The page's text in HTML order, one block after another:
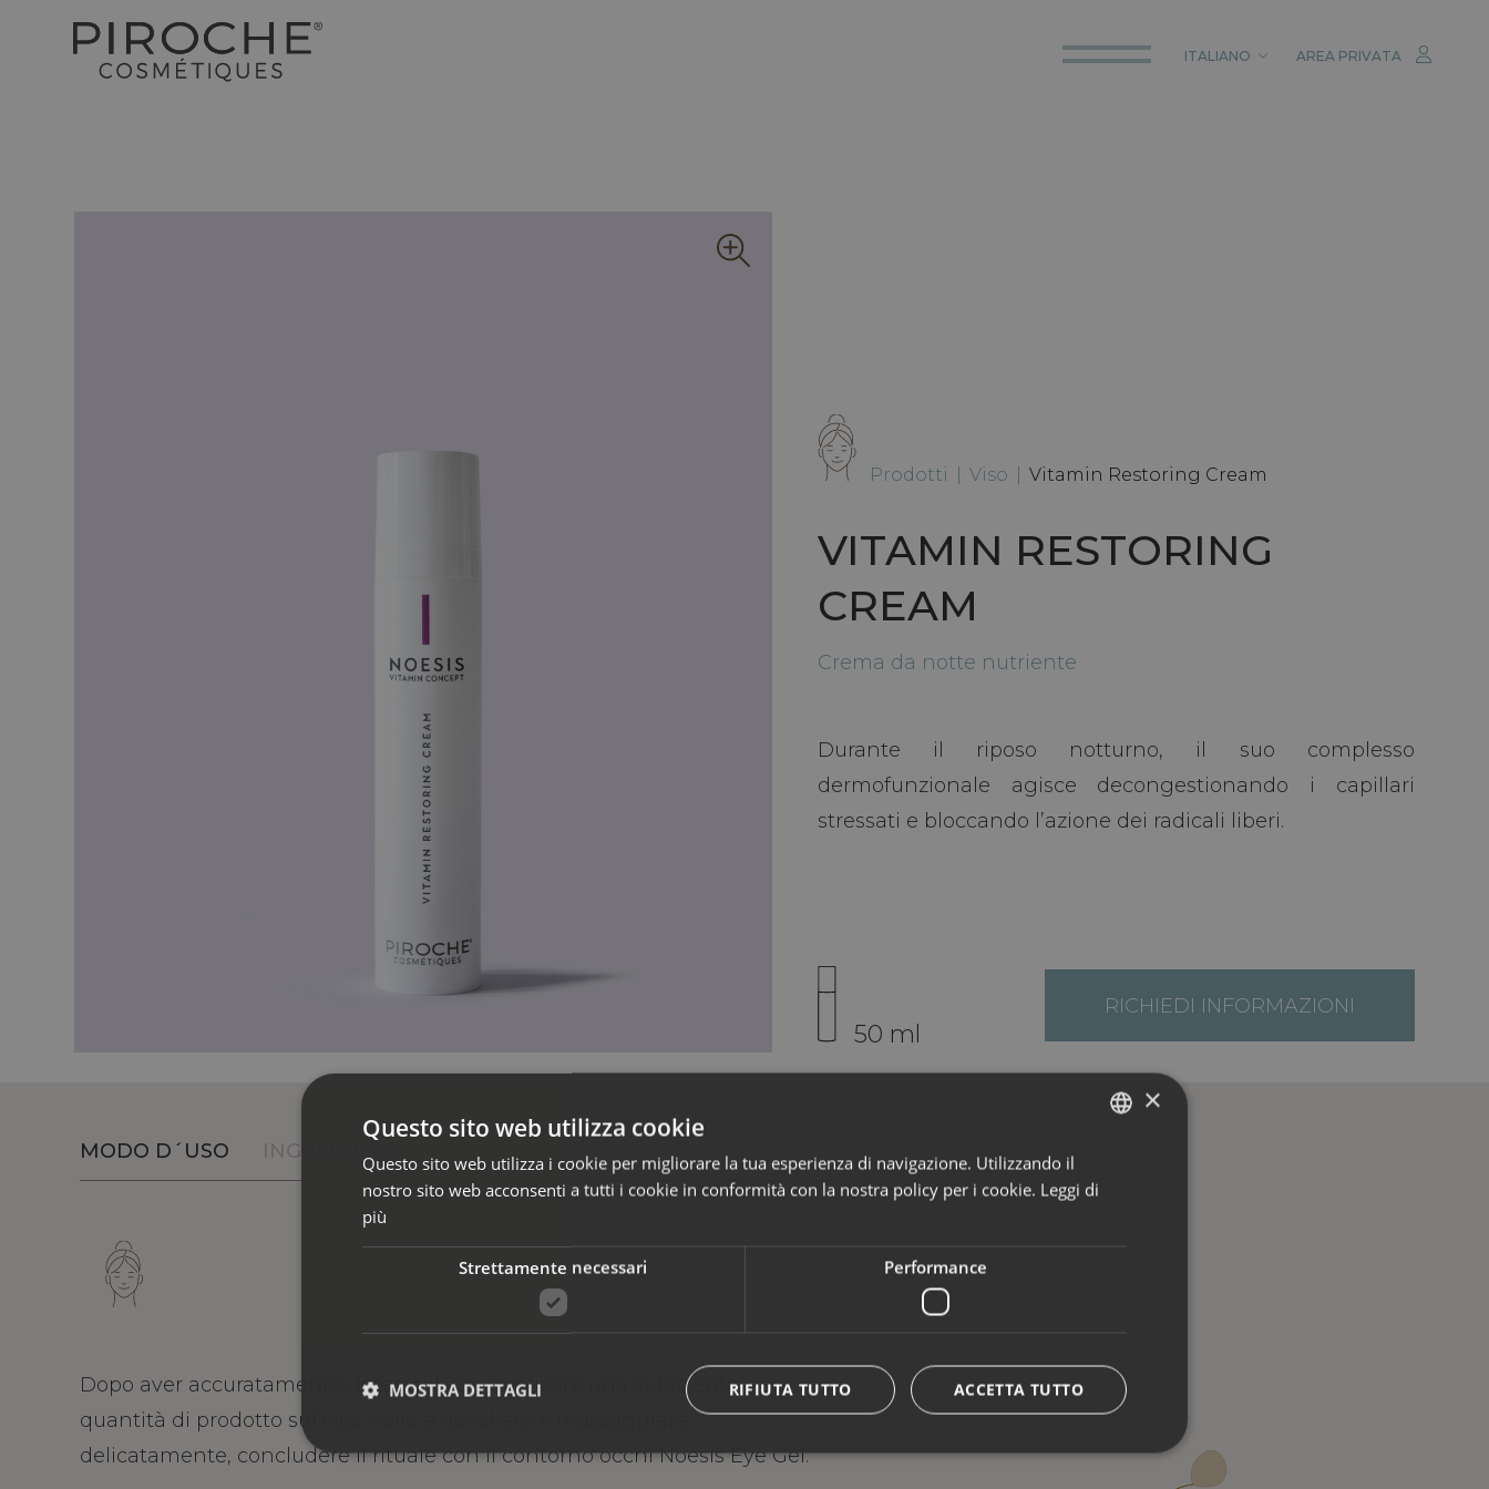
ITALIANO AREA PRIVATA
Prodotti Viso Vitamin Restoring Cream
VITAMIN RESTORING
CREAM
Crema da notte nutriente
Durante il riposo notturno, il suo complesso
dermofunzionale agisce decongestionando i capillari
stressati e bloccando l’azione dei radicali liberi.
RICHIEDI INFORMAZIONI
50 ml
MODO D´USO INGREDIENTI
Dopo aver accuratamente deterso il viso applicare una sufficiente
quantità di prodotto sul viso, collo e décolleté e massaggiare
delicatamente, concludere il rituale con il contorno occhi Noesis Eye Gel.
ENGLISH
×
Questo sito web utilizza cookie
Questo sito web utilizza i cookie per migliorare la tua esperienza di navigazione. Utilizzando il
nostro sito web acconsenti a tutti i cookie in conformità con la nostra policy per i cookie. Leggi di
più
Strettamente necessari Performance
ACCETTA TUTTO
RIFIUTA TUTTO
MOSTRA DETTAGLI